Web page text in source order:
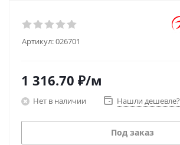
Артикул:026701
1 316.70 ₽/м
Нет в наличии Нашли дешевле?
Под заказ